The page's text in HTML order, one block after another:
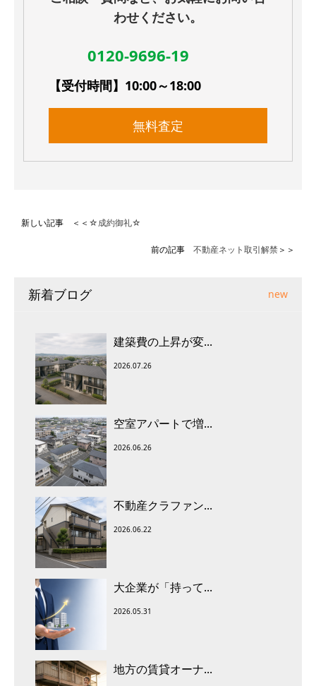
わせください。
0120-9696-19
【受付時間】10:00～18:00
無料査定
新しい記事 ＜＜ ☆成約御礼☆
前の記事 不動産ネット取引解禁＞＞
新着ブログ new
建築費の上昇が変...
2026.07.26
空室アパートで増...
2026.06.26
不動産クラファン...
2026.06.22
大企業が「持って...
2026.05.31
地方の賃貸オーナ...